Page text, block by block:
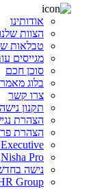
אודותינו
הצוות
טבלאות
מגייסים
סוכן חכם
בלוג
צרו קשר
תקנון נישה
הצהרת
הצהרת
Nisha Pro
נישה
Group